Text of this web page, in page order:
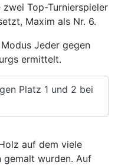
Top-Turnierspieler
Maxim als Nr. 6.
Jeder gegen
ermittelt.
Platz 1 und 2 bei